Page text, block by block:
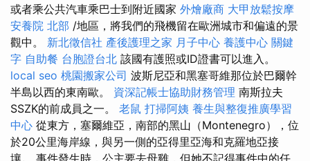
或者乘公共汽車乘巴士到附近國家 外燴廠商 大甲放鬆按摩
安養院 北部 /地區，將我們的飛機留在歐洲城市和偏遠的景
觀中。 新北徵信社 產後護理之家 月子中心 養護中心 關鍵
字 自助餐 台胞證台北 該國有護照或ID證書可以進入。
local seo 桃園搬家公司 波斯尼亞和黑塞哥維那位於巴爾幹
半島以西的東南歐。 資深記帳士協助財務管理 南斯拉夫
SSZK的前成員之一。 老鼠 打掃阿姨 養生與整復推廣學習
中心 從東方，塞爾維亞，南部的黑山（Montenegro），位
於20公里海岸線，與另一側的亞得里亞海和克羅地亞接
壤。 事件發生時，公主要去母雞，但她不記得事件中的任